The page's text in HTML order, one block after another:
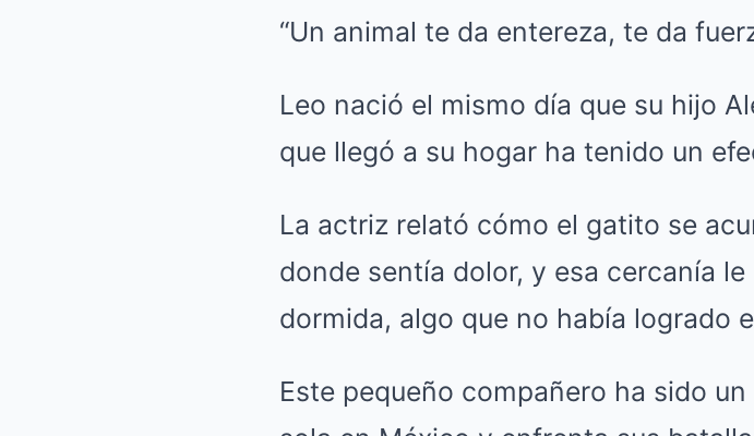
“Un animal te da entereza, te da
Leo nació el mismo día que su hijo
que llegó a su hogar ha tenido un
La actriz relató cómo el gatito se
donde sentía dolor, y esa cercanía
dormida, algo que no había logrado
Este pequeño compañero ha sido